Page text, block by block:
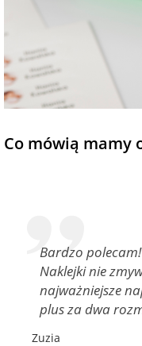
Co mówią mamy
Bardzo
Naklejki nie
najważniejsze
plus za dwa
Zuzia